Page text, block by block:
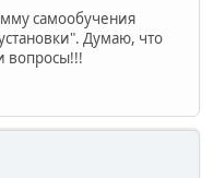
самообучения
Думаю, что
вопросы!!!